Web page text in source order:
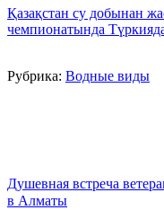
Қазақстан су добынан
чемпионатында
Рубрика: Водные виды
Душевная встреча
в Алматы